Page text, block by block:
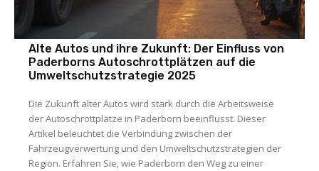
Alte Autos und ihre Zukunft: Der Einfluss von
Paderborns Autoschrottplätzen auf die
Umweltschutzstrategie 2025
Die Zukunft alter Autos wird stark durch die Arbeitsweise
der Autoschrottplätze in Paderborn beeinflusst. Dieser
Artikel beleuchtet die Verbindung zwischen der
Fahrzeugverwertung und den Umweltschutzstrategien der
Region. Erfahren Sie, wie Paderborn den Weg zu einer